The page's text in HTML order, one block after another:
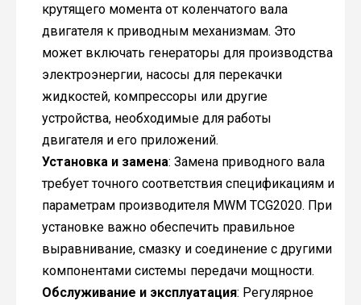
крутящего момента от коленчатого вала
двигателя к приводным механизмам. Это
может включать генераторы для производства
электроэнергии, насосы для перекачки
жидкостей, компрессоры или другие
устройства, необходимые для работы
двигателя и его приложений.
Установка и замена: Замена приводного вала
требует точного соответствия спецификациям и
параметрам производителя MWM TCG2020. При
установке важно обеспечить правильное
выравнивание, смазку и соединение с другими
компонентами системы передачи мощности.
Обслуживание и эксплуатация: Регулярное